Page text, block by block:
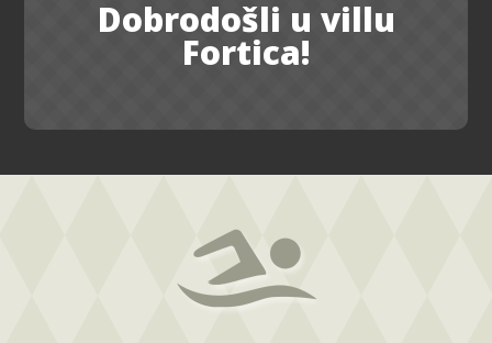
Dobrodošli u villu
Fortica!